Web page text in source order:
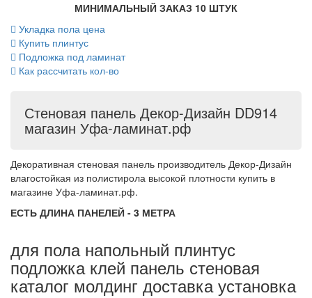
МИНИМАЛЬНЫЙ ЗАКАЗ 10 ШТУК
Укладка пола цена
Купить плинтус
Подложка под ламинат
Как рассчитать кол-во
Стеновая панель Декор-Дизайн DD914
магазин Уфа-ламинат.рф
Декоративная стеновая панель производитель Декор-Дизайн
влагостойкая из полистирола высокой плотности купить в
магазине Уфа-ламинат.рф.
ЕСТЬ ДЛИНА ПАНЕЛЕЙ - 3 МЕТРА
для пола напольный плинтус
подложка клей панель стеновая
каталог молдинг доставка установка